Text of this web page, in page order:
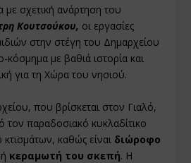
σχετική ανάρτηση του
Κουτσούκου, οι εργασίες
στην στέγη του Δημαρχείου
με βαθιά ιστορία και
για τη Χώρα του νησιού.
που βρίσκεται στον Γιαλό,
τον παραδοσιακό κυκλαδίτικο
καθώς είναι διώροφο
κεραμωτή του σκεπή. Η